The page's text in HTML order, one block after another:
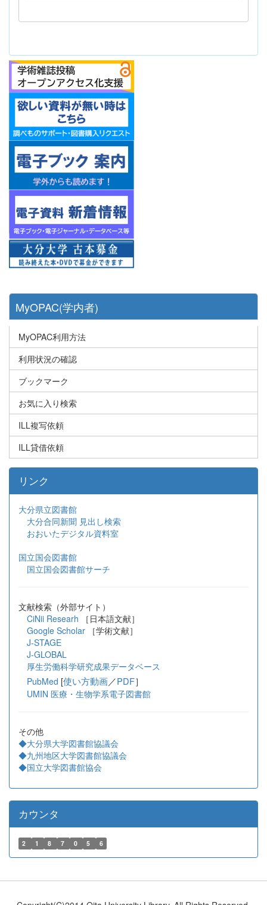
MyOPAC(学内者)
MyOPAC利用方法
利用状況の確認
ブックマーク
お気に入り検索
ILL複写依頼
ILL貸借依頼
リンク
大分県立図書館
大分合同新聞 見出し検索
おおいたデジタル資料室
国立国会図書館
国立国会図書館サーチ
文献検索（外部サイト）
CiNii Researh ［日本語文献］
Google Scholar
［学術文献］
J-STAGE
J-GLOBAL
厚生労働科学研究成果データベース
PubMed [使い方動画／PDF］
UMIN 医療・生物学系電子図書館
その他
◆大分県大学図書館協議会
◆九州地区大学図書館協議会
◆国立大学図書館協会
カウンタ
2 1 8 7 0 5 6